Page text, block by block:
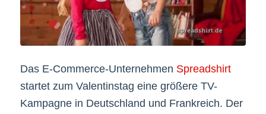
Das E-Commerce-Unternehmen Spreadshirt
startet zum Valentinstag eine größere TV-
Kampagne in Deutschland und Frankreich. Der